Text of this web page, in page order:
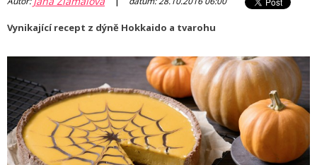
Vynikající recept z dýně Hokkaido a tvarohu